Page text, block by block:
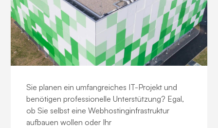
Sie planen ein umfangreiches IT-Projekt und
benötigen professionelle Unterstützung? Egal,
ob Sie selbst eine Webhostinginfrastruktur
aufbauen wollen oder Ihr